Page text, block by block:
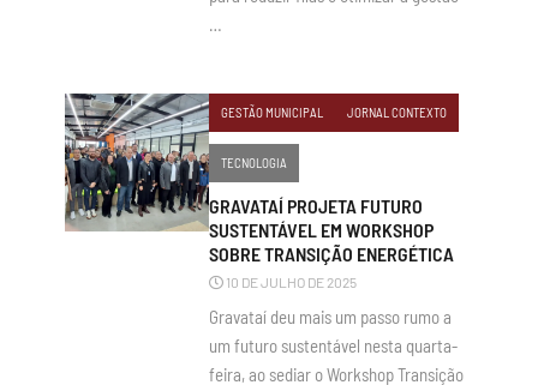
…
GESTÃO MUNICIPAL JORNAL CONTEXTO
TECNOLOGIA
GRAVATAÍ PROJETA FUTURO
SUSTENTÁVEL EM WORKSHOP
SOBRE TRANSIÇÃO ENERGÉTICA
10 DE JULHO DE 2025
Gravataí deu mais um passo rumo a
um futuro sustentável nesta quarta-
feira, ao sediar o Workshop Transição